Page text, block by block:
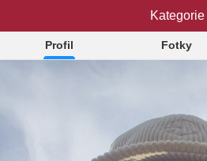
digboi420
Profil Fotky
Kategorie